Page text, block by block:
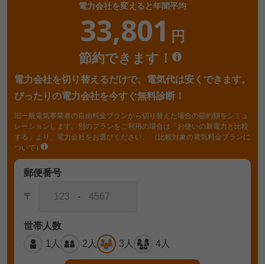
電力会社を変えると年間平均
33,801 円
節約できます！
電力会社を切り替えるだけで、電気代は安くできます。
ぴったりの電力会社を今すぐ無料診断！
旧一般電気事業者の自由料金プランから切り替えた場合の節約額をシミュ
レーションします。別のプランをご利用の場合は「お使いの新電力と比較
する」より、電力会社をお選びください。
（比較対象の電気料金プランに
ついて）
郵便番号
〒 -
世帯人数
1人
2人 3人 4人